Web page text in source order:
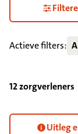
Actieve filters:
12 zorgverleners
Uitleg